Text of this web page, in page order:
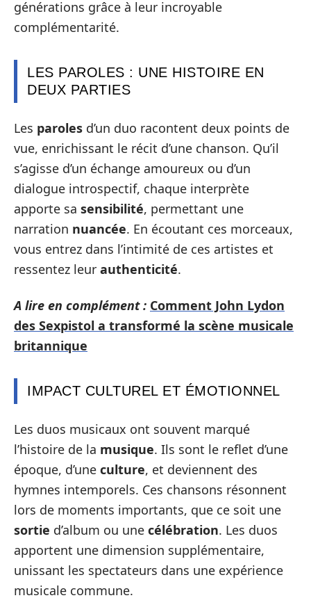
générations grâce à leur incroyable
complémentarité.
LES PAROLES : UNE HISTOIRE EN
DEUX PARTIES
Les paroles d’un duo racontent deux points de
vue, enrichissant le récit d’une chanson. Qu’il
s’agisse d’un échange amoureux ou d’un
dialogue introspectif, chaque interprète
apporte sa sensibilité, permettant une
narration nuancée. En écoutant ces morceaux,
vous entrez dans l’intimité de ces artistes et
ressentez leur authenticité.
A lire en complément : Comment John Lydon
des Sexpistol a transformé la scène musicale
britannique
IMPACT CULTUREL ET ÉMOTIONNEL
Les duos musicaux ont souvent marqué
l’histoire de la musique. Ils sont le reflet d’une
époque, d’une culture, et deviennent des
hymnes intemporels. Ces chansons résonnent
lors de moments importants, que ce soit une
sortie d’album ou une célébration. Les duos
apportent une dimension supplémentaire,
unissant les spectateurs dans une expérience
musicale commune.